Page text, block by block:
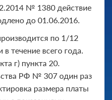
№ 1380 действие
до 01.06.2016.
по 1/12
течение всего года.
г) пункта 20.
РФ № 307 один раз
размера платы